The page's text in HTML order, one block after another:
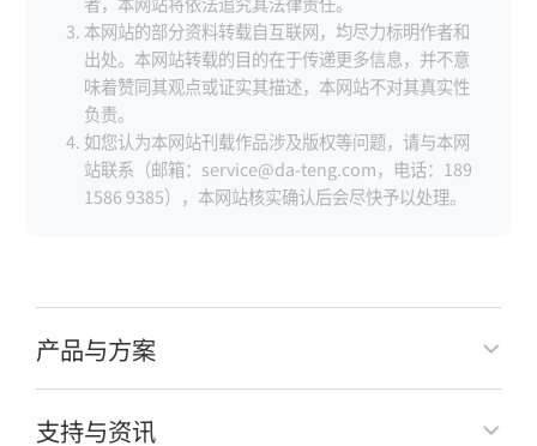
本网站的部分资料转载自互联网，均尽力标明作者和
出处。本网站转载的目的在于传递更多信息，并不意
味着赞同其观点或证实其描述，本网站不对其真实性
负责。
如您认为本网站刊载作品涉及版权等问题，请与本网
站联系（邮箱：service@da-teng.com，电话：189
1586 9385），本网站核实确认后会尽快予以处理。
产品与方案
支持与资讯